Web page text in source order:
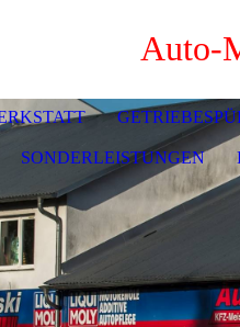
Auto-
SONDERLEISTUNGEN